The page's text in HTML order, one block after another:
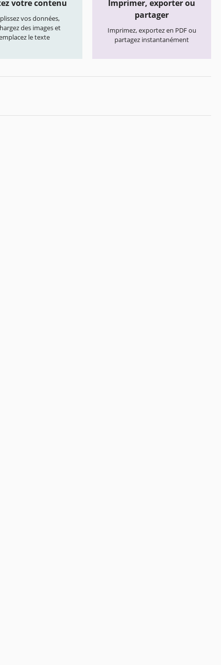
votre contenu
vos données,
des images et
le texte
Imprimer, exporter ou
partager
Imprimez, exportez en PDF ou
partagez instantanément